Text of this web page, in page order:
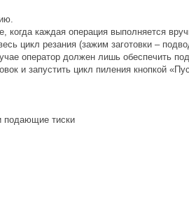
когда каждая операция выполняется
цикл резания (зажим заготовки –
оператор должен лишь обеспечить
и запустить цикл пиления кнопкой
подающие тиски